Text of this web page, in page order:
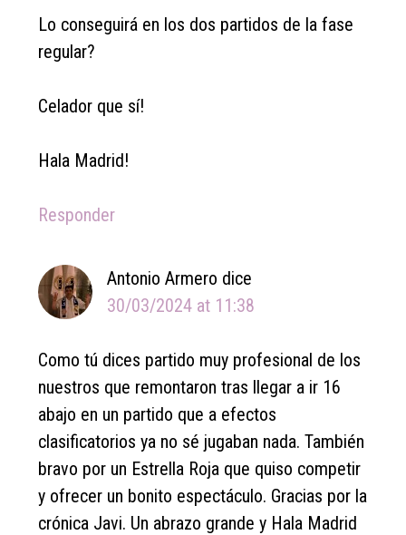
Lo conseguirá en los dos partidos de la fase
regular?
Celador que sí!
Hala Madrid!
Responder
Antonio Armero dice
30/03/2024 at 11:38
Como tú dices partido muy profesional de los
nuestros que remontaron tras llegar a ir 16
abajo en un partido que a efectos
clasificatorios ya no sé jugaban nada. También
bravo por un Estrella Roja que quiso competir
y ofrecer un bonito espectáculo. Gracias por la
crónica Javi. Un abrazo grande y Hala Madrid